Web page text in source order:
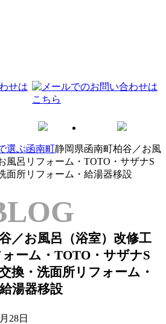
選ぶ函南町静岡県函南町柏谷／お風
風呂リフォーム・TOTO・サザナS
面所リフォーム・給湯器移設
／お風呂（浴室）改修工
ーム・TOTO・サザナS
換・洗面所リフォーム・
給湯器移設
28日